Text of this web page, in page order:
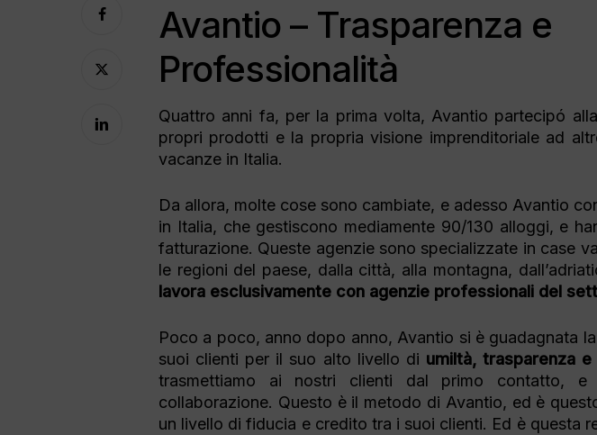
Premi invio per effettuare la ricerca
dirette
Genera traffico con
strategia.
Avantio – Trasparenza e
Professionalità
Quattro anni fa, per la prima volta, Avantio partecipó alla
propri prodotti e la propria visione imprenditoriale ad
vacanze in Italia.
Da allora, molte cose sono cambiate, e adesso Avantio
in Italia, che gestiscono mediamente 90/130 alloggi, e
fatturazione. Queste agenzie sono specializzate in case
le regioni del paese, dalla città, alla montagna,
lavora esclusivamente con agenzie professionali del
Poco a poco, anno dopo anno, Avantio si è guadagnata
suoi clienti per il suo alto livello di umiltà, trasparenza
trasmettiamo ai nostri clienti dal primo contatto, e
collaborazione. Questo è il metodo di Avantio, ed è
un livello di fiducia e credito tra i suoi clienti. Ed è questa